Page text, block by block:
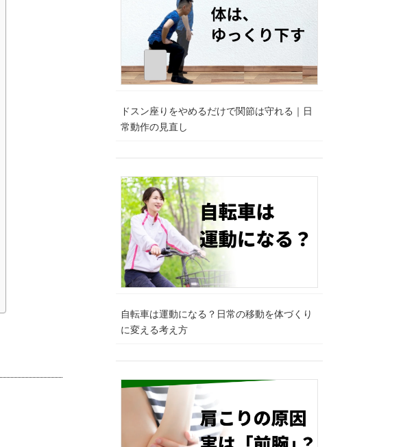
ドスン座りをやめるだけで関節は守れる｜日
常動作の見直し
自転車は運動になる？日常の移動を体づくり
に変える考え方